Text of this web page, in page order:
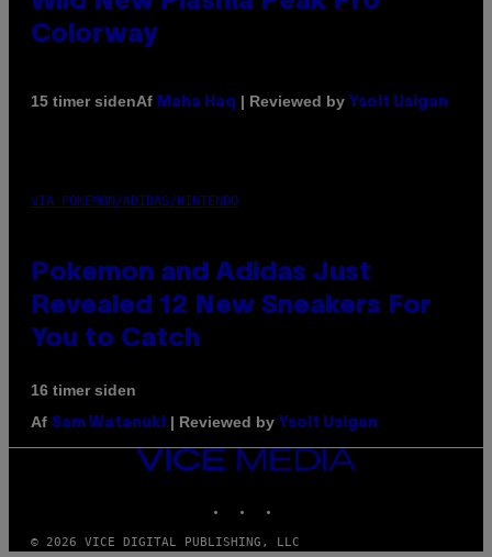
Colorway
15 timer sidenAf Maha Haq | Reviewed by Ysolt Usigan
VIA POKEMON/ADIDAS/NINTENDO
Pokemon and Adidas Just
Revealed 12 New Sneakers For
You to Catch
16 timer siden
Af Sam Watanuki | Reviewed by Ysolt Usigan
VICE
MEDIA
© 2026 VICE DIGITAL PUBLISHING, LLC